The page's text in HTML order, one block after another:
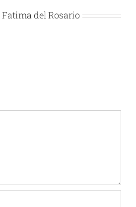
Fatima del Rosario